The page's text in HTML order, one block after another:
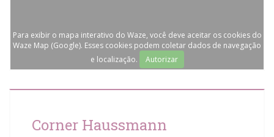
Para exibir o mapa interativo do Waze, você deve aceitar os cookies do
Waze Map (Google). Esses cookies podem coletar dados de navegação
e localização.
Autorizar
Corner Haussmann